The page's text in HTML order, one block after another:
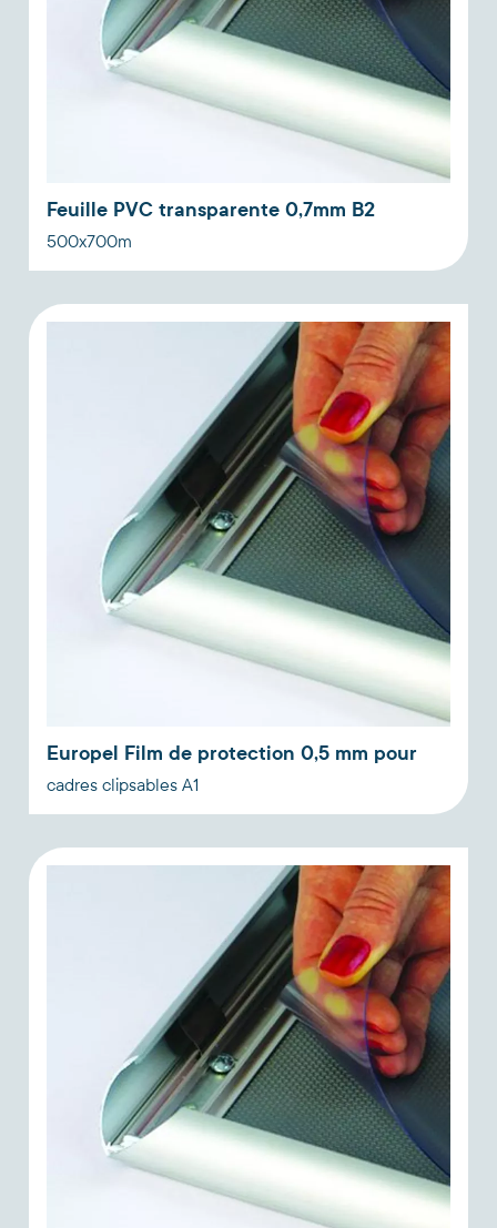
Feuille PVC transparente 0,7mm B2
500x700m
Europel Film de protection 0,5 mm pour
cadres clipsables A1